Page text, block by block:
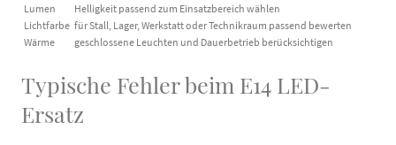
Lumen
Helligkeit passend zum Einsatzbereich wählen
Lichtfarbe für Stall, Lager, Werkstatt oder Technikraum passend bewerten
Wärme
geschlossene Leuchten und Dauerbetrieb berücksichtigen
Typische Fehler beim E14 LED-
Ersatz